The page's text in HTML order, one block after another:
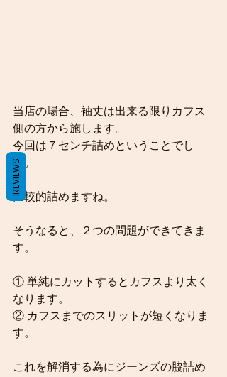
当店の場合、袖丈は出来る限りカフス
側の方から施します。
今回は７センチ詰めということでし
た。
比較的詰めますね。
そうなると、２つの問題ができてきま
す。
① 単純にカットするとカフスより太く
なります。
② カフスまでのスリットが短くなりま
す。
これを解消する為にジーンズの脇詰め
REVIEWS